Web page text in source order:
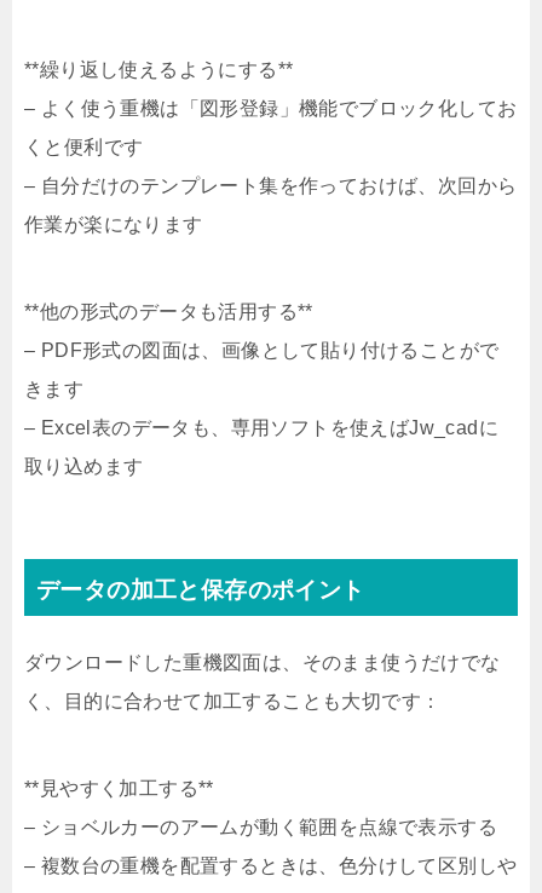
**繰り返し使えるようにする**
– よく使う重機は「図形登録」機能でブロック化してお
くと便利です
– 自分だけのテンプレート集を作っておけば、次回から
作業が楽になります
**他の形式のデータも活用する**
– PDF形式の図面は、画像として貼り付けることがで
きます
– Excel表のデータも、専用ソフトを使えばJw_cadに
取り込めます
データの加工と保存のポイント
ダウンロードした重機図面は、そのまま使うだけでな
く、目的に合わせて加工することも大切です：
**見やすく加工する**
– ショベルカーのアームが動く範囲を点線で表示する
– 複数台の重機を配置するときは、色分けして区別しや